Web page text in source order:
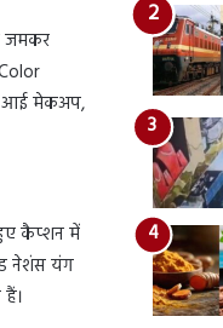
जमकर
आई मेकअप,
कैप्शन में
नेशंस यंग